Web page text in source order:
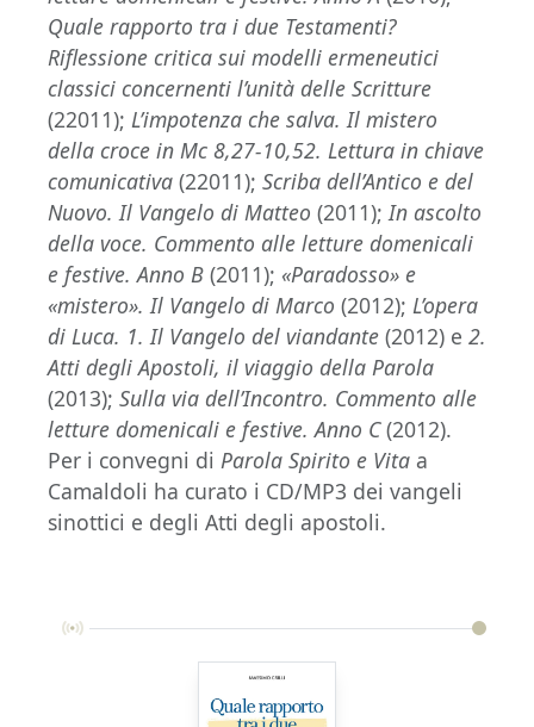
Quale rapporto tra i due Testamenti?
Riflessione critica sui modelli ermeneutici
classici concernenti l’unità delle Scritture
(22011); L’impotenza che salva. Il mistero
della croce in Mc 8,27-10,52. Lettura in chiave
comunicativa (22011); Scriba dell’Antico e del
Nuovo. Il Vangelo di Matteo (2011);In ascolto
della voce. Commento alle letture domenicali
e festive. Anno B (2011); «Paradosso» e
«mistero». Il Vangelo di Marco (2012); L’opera
di Luca. 1. Il Vangelo del viandante (2012) e 2.
Atti degli Apostoli, il viaggio della Parola
(2013); Sulla via dell’Incontro. Commento alle
letture domenicali e festive. Anno C(2012).
Per i convegni di Parola Spirito e Vita a
Camaldoli ha curato i CD/MP3 dei vangeli
sinottici e degli Atti degli apostoli.